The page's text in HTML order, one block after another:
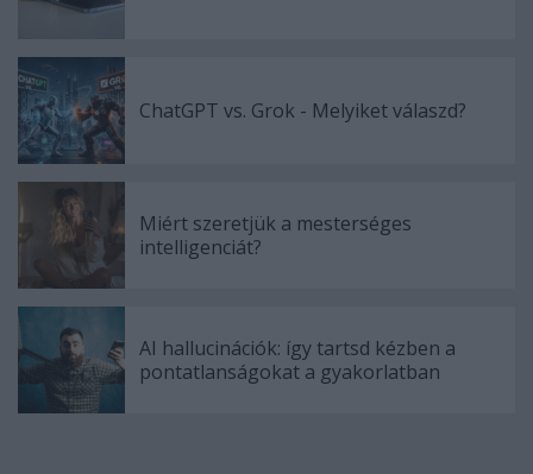
ChatGPT vs. Grok - Melyiket válaszd?
Miért szeretjük a mesterséges
intelligenciát?
AI hallucinációk: így tartsd kézben a
pontatlanságokat a gyakorlatban